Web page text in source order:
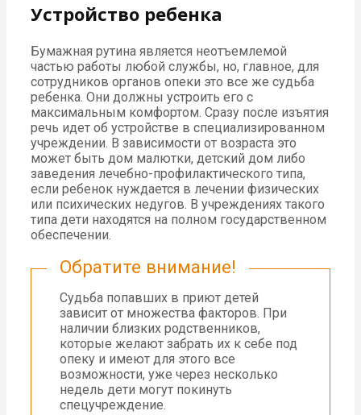
Устройство ребенка
Бумажная рутина является неотъемлемой
частью работы любой службы, но, главное, для
сотрудников органов опеки это все же судьба
ребенка. Они должны устроить его с
максимальным комфортом. Сразу после изъятия
речь идет об устройстве в специализированном
учреждении. В зависимости от возраста это
может быть дом малютки, детский дом либо
заведения лечебно-профилактического типа,
если ребенок нуждается в лечении физических
или психических недугов. В учреждениях такого
типа дети находятся на полном государственном
обеспечении.
Обратите внимание!
Судьба попавших в приют детей
зависит от множества факторов. При
наличии близких родственников,
которые желают забрать их к себе под
опеку и имеют для этого все
возможности, уже через несколько
недель дети могут покинуть
спецучреждение.